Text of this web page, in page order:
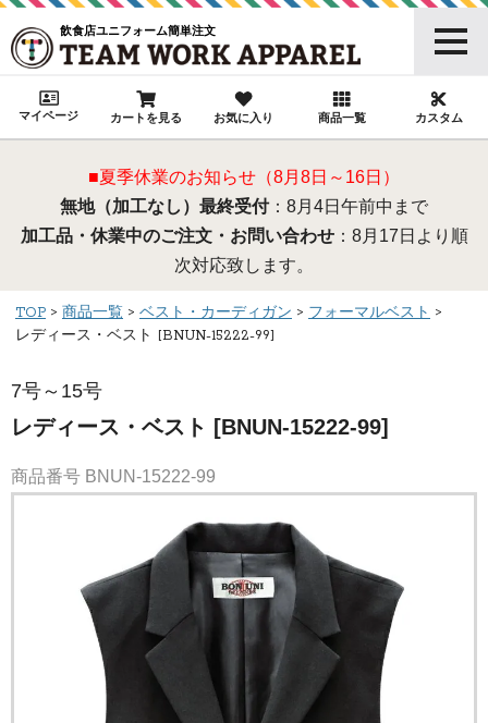
飲食店ユニフォーム簡単注文
マイページ カートを見る お気に入り 商品一覧 カスタム
■夏季休業のお知らせ（8月8日～16日）
無地（加工なし）最終受付：8月4日午前中まで
加工品・休業中のご注文・お問い合わせ：8月17日より順
次対応致します。
TOP 商品一覧 ベスト・カーディガン
フォーマルベスト
レディース・ベスト [BNUN-15222-99]
7号～15号
レディース・ベスト [BNUN-15222-99]
商品番号 BNUN-15222-99